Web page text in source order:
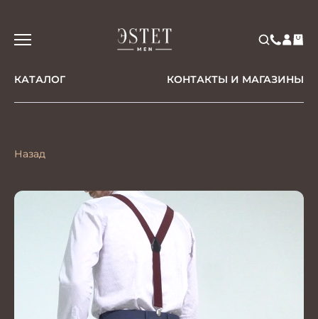
КАТАЛОГ КОНТАКТЫ И МАГАЗИНЫ
Назад